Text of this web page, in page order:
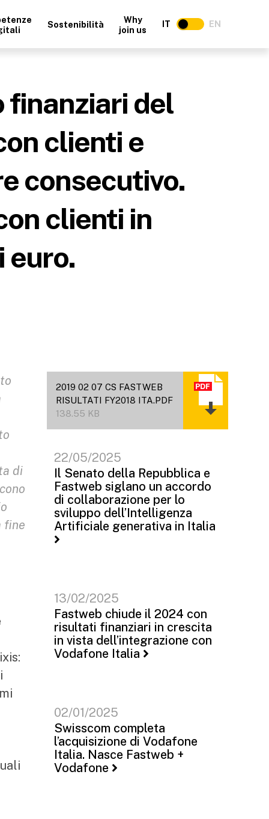
Sostenibilità
Why
join us
IT EN
finanziari del
clienti e
consecutivo.
clienti in
euro.
di
fine
2019 02 07 CS FASTWEB
RISULTATI FY2018 ITA.PDF
138.55 KB
22/05/2025
Il Senato della Repubblica e
Fastweb siglano un accordo
di collaborazione per lo
sviluppo dell’Intelligenza
Artificiale generativa in Italia
13/02/2025
Fastweb chiude il 2024 con
risultati finanziari in crescita
in vista dell’integrazione con
Vodafone Italia
02/01/2025
Swisscom completa
l’acquisizione di Vodafone
Italia. Nasce Fastweb +
Vodafone